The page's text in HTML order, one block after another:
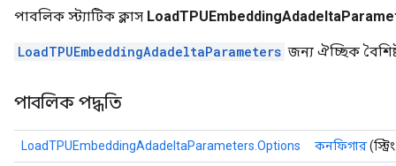
পাবলিক স্ট্যাটিক ক্লাস
LoadTPUEmbeddingAdadeltaParameters জন্য ঐচ্ছিক
পাবলিক পদ্ধতি
LoadTPUEmbeddingAdadeltaParameters.Options কনফিগার